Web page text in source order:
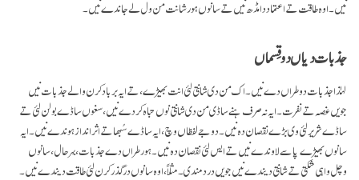
نیں۔ اوہ طاقت تے اعتماد دا مڈھ نیں تے سانوں ہور شانت من ول لے جاندے نیں۔
جذبات دیاں دو قِسماں
لہٰذا جذبات دو طراں دے نیں۔ اک من دی شانتی لئی انت بھیڑے، تے ایہ برباد کرن والے جذبات نیں
جویں غصہ تے نفرت۔ ایہ نہ صرف ہنے ساڈی من دی شانتی نوں تباہ کردے نیں، سغوں ساڈے بولن لئی تے
ساڈے شریر لئی وی بڑے نقصان دہ نیں۔ دوجے لفظاں وچ، ایہ ساڈے سُبھا تے اثر انداز ہوندے نیں۔ ایہ
سانوں بھیڑے پاسے لاوندے نیں تے ایس لئی نقصان دہ نیں۔ ہور طراں دے جذبات، بہر حال، سانوں
وچل واہی شکتی تے شانتی دیندے نیں جویں درد مندی۔ مثلاً، اوہ سانوں درگذر کرن لئی طاقت دیندے نیں۔